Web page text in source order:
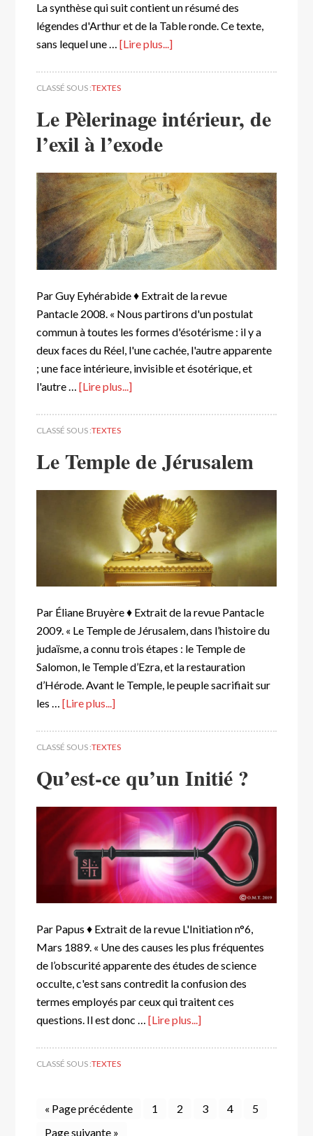
La synthèse qui suit contient un résumé des
légendes d'Arthur et de la Table ronde. Ce texte,
sans lequel une …[Lire plus...]
CLASSÉ SOUS :TEXTES
Le Pèlerinage intérieur, de
l’exil à l’exode
Par Guy Eyhérabide ♦ Extrait de la revue
Pantacle 2008. « Nous partirons d'un postulat
commun à toutes les formes d'ésotérisme : il y a
deux faces du Réel, l'une cachée, l'autre apparente
; une face intérieure, invisible et ésotérique, et
l'autre …[Lire plus...]
CLASSÉ SOUS :TEXTES
Le Temple de Jérusalem
Par Éliane Bruyère ♦ Extrait de la revue Pantacle
2009. « Le Temple de Jérusalem, dans l’histoire du
judaïsme, a connu trois étapes : le Temple de
Salomon, le Temple d’Ezra, et la restauration
d’Hérode. Avant le Temple, le peuple sacrifiait sur
les …[Lire plus...]
CLASSÉ SOUS :TEXTES
Qu’est-ce qu’un Initié ?
Par Papus ♦ Extrait de la revue L'Initiation n°6,
Mars 1889. « Une des causes les plus fréquentes
de l’obscurité apparente des études de science
occulte, c'est sans contredit la confusion des
termes employés par ceux qui traitent ces
questions. Il est donc …[Lire plus...]
CLASSÉ SOUS :TEXTES
« Page précédente 1 2 3 4
5
Page suivante »